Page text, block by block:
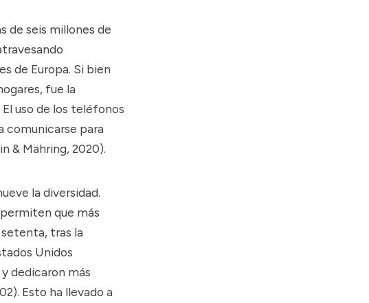
de seis millones de
de Europa. Si bien
fue la
uso de los teléfonos
comunicarse para
& Mähring, 2020).
la diversidad.
que más
tras la
Unidos
dedicaron más
). Esto ha llevado a